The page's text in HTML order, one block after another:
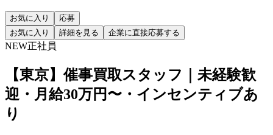
お気に入り
応募
お気に入り
詳細を見る 企業に直接応募する
NEW正社員
【東京】催事買取スタッフ｜未経験歓
迎・月給30万円〜・インセンティブあ
り